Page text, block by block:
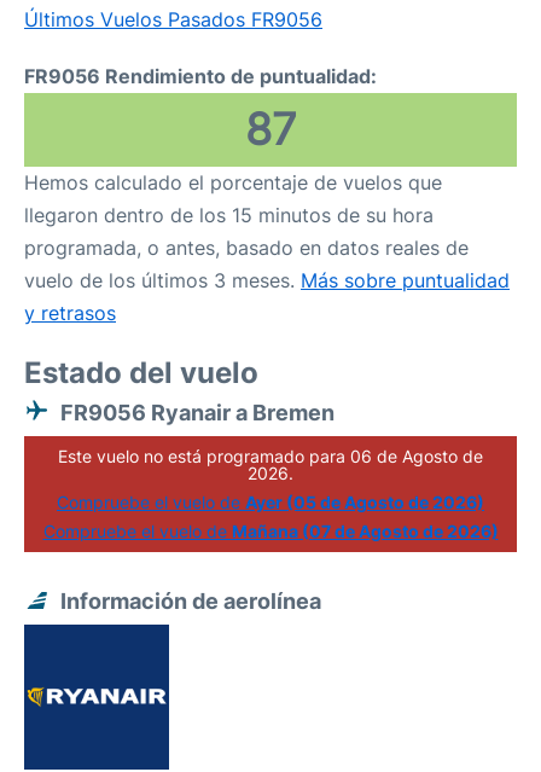
Últimos Vuelos Pasados FR9056
FR9056 Rendimiento de puntualidad:
87
Hemos calculado el porcentaje de vuelos que
llegaron dentro de los 15 minutos de su hora
programada, o antes, basado en datos reales de
vuelo de los últimos 3 meses. Más sobre puntualidad
y retrasos
Estado del vuelo
FR9056 Ryanair a Bremen
Este vuelo no está programado para 06 de Agosto de
2026.
Compruebe el vuelo de Ayer (05 de Agosto de 2026)
Compruebe el vuelo de Mañana (07 de Agosto de 2026)
Información de aerolínea